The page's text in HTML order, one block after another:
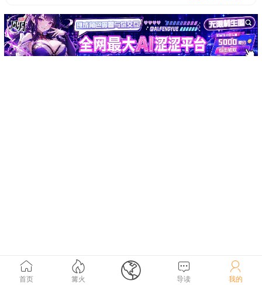

首页

篝火  
导读

我的